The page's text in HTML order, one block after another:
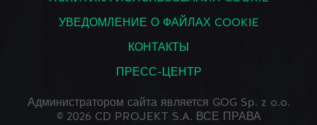
УВЕДОМЛЕНИЕ О ФАЙЛАХ COOKIE
КОНТАКТЫ
ПРЕСС-ЦЕНТР
Администратором сайта является GOG Sp. z o.o.
© 2026 CD PROJEKT S.A. ВСЕ ПРАВА